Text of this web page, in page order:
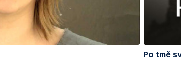
Po tmě